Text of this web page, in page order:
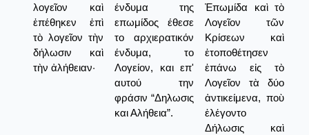
λογεῖον καὶ
ἐπέθηκεν ἐπὶ
τὸ λογεῖον τὴν
δήλωσιν καὶ
τὴν ἀλήθειαν·
ένδυμα της
επωμίδος έθεσε
το αρχιερατικόν
ένδυμα, το
Λογείον, και επ'
αυτού την
φράσιν “Δηλωσις
και Αλήθεια”.
Ἐπωμίδα καὶ τὸ
Λογεῖον τῶν
Κρίσεων καὶ
ἐτοποθέτησεν
ἐπάνω εἰς τὸ
Λογεῖον τὰ δύο
ἀντικείμενα, ποὺ
ἐλέγοντο
Δήλωσις καὶ